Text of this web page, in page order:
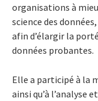
organisations à
science des
afin d’élargir la
données probantes.
Elle a participé à la
ainsi qu’à l’analyse